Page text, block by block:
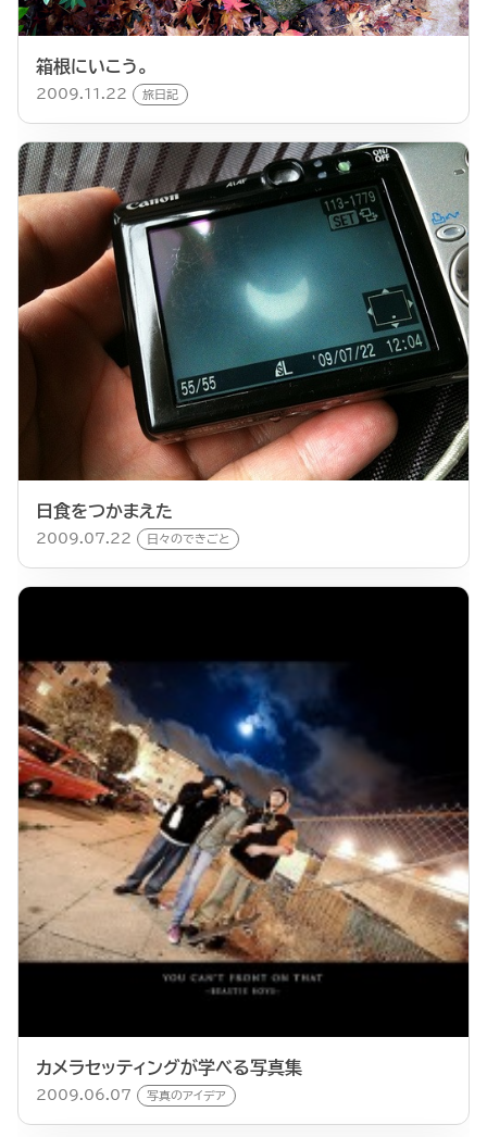
箱根にいこう。
2009.11.22 旅日記
日食をつかまえた
2009.07.22 日々のできごと
カメラセッティングが学べる写真集
2009.06.07 写真のアイデア